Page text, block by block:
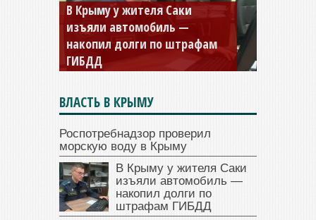
В Крыму у жителя Саки
изъяли автомобиль —
накопил долги по штрафам
ГИБДД
ВЛАСТЬ В КРЫМУ
Роспотребнадзор проверил
морскую воду в Крыму
В Крыму у жителя Саки
изъяли автомобиль —
накопил долги по
штрафам ГИБДД